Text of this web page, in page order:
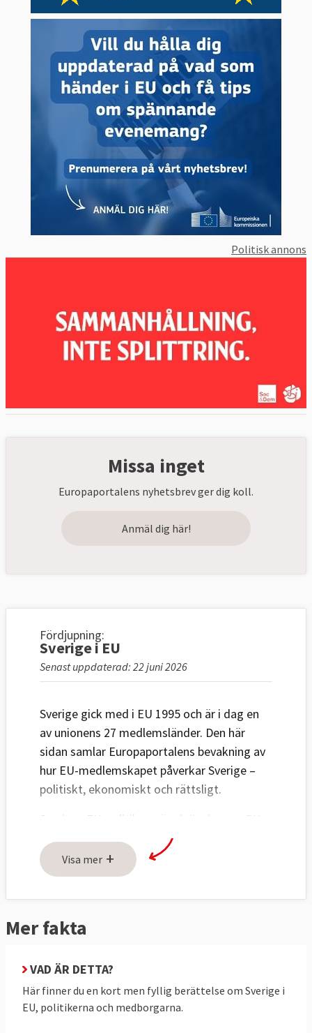
Politisk annons
Missa inget
Europaportalens nyhetsbrev ger dig koll.
Anmäl dig här!
Fördjupning:
Sverige i EU
Senast uppdaterad: 22 juni 2026
Sverige gick med i EU 1995 och är i dag en
av unionens 27 medlemsländer. Den här
sidan samlar Europaportalens bevakning av
hur EU-medlemskapet påverkar Sverige –
politiskt, ekonomiskt och rättsligt.
Sveriges EU-politik avgörs i riksdagens EU-
nämndoch den svenska regeringen för
Sveriges talan i EU:s råd. Även
Europaparlamentariker
I regeringsförklaringen
upprepade statsminister Ulf Kristersson (M)
tidigare statsministrars uttalanden om EU:s
Visa mer +
Mer fakta
VAD ÄR DETTA?
Här finner du en kort men fyllig berättelse om Sverige i
EU, politikerna och medborgarna.